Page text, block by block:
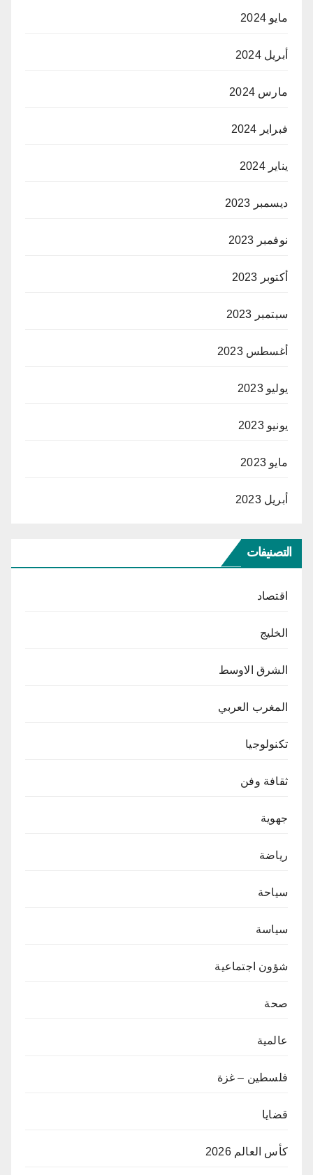
مايو 2024
أبريل 2024
مارس 2024
فبراير 2024
يناير 2024
ديسمبر 2023
نوفمبر 2023
أكتوبر 2023
سبتمبر 2023
أغسطس 2023
يوليو 2023
يونيو 2023
مايو 2023
أبريل 2023
التصنيفات
اقتصاد
الخليج
الشرق الاوسط
المغرب العربي
تكنولوجيا
ثقافة وفن
جهوية
رياضة
سياحة
سياسة
شؤون اجتماعية
صحة
عالمية
فلسطين – غزة
قضايا
كأس العالم 2026